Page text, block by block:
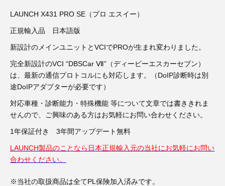
ディーゼルインジェクター&グロープラグ ツール（7）
ホイールロック取り外しツール（6）
3D プリンターペン（8）
その他（12）
LAUNCH X431 PRO SE（プロ エスイー）
正規輸入品 日本語版
新設計のメインユニットとVCIでPROが生まれ変わりました。
完全新設計のVCI “DBSCar Ⅶ”（ディービーエスカーセブン）
は、最新の通信プロトコルにも対応します。（DoIP診断時は別
途DoIPアダプターが必要です）
対応車種・診断能力・特殊機能 等について文章では書ききれま
せんので、ご興味のある方はお気軽にお問い合わせください。
1年保証付き 3年間アップデート無料
LAUNCH製品のことなら日本正規輸入元の当社にお気軽にお問い
合わせください。
※当社の取扱商品は全てPL保険加入済みです。